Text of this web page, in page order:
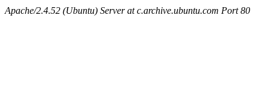
Apache/2.4.52 (Ubuntu) Server at c.archive.ubuntu.com Port 80